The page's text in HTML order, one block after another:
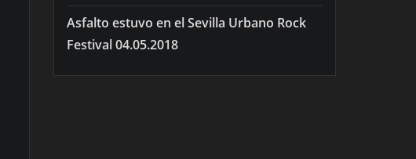
Asfalto estuvo en el Sevilla Urbano Rock
Festival 04.05.2018